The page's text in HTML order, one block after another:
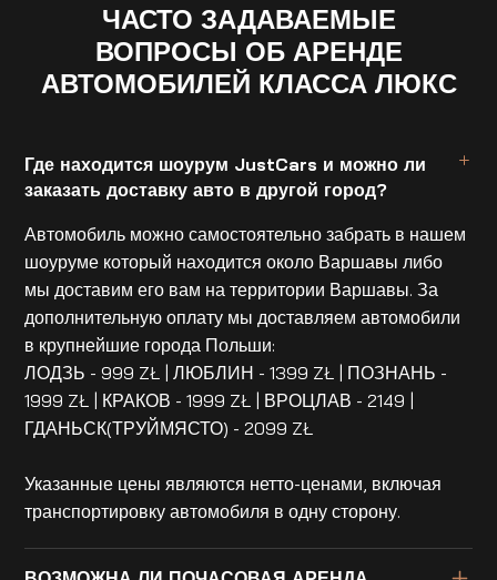
ЧАСТО ЗАДАВАЕМЫЕ
ВОПРОСЫ ОБ АРЕНДЕ
АВТОМОБИЛЕЙ КЛАССА ЛЮКС
Где находится шоурум JustCars и можно ли
заказать доставку авто в другой город?
Автомобиль можно самостоятельно забрать в нашем
шоуруме который находится около Варшавы либо
мы доставим его вам на территории Варшавы. За
дополнительную оплату мы доставляем автомобили
в крупнейшие города Польши:
ЛОДЗЬ - 999 ZŁ | ЛЮБЛИН - 1399 ZŁ | ПОЗНАНЬ -
1999 ZŁ | КРАКОВ - 1999 ZŁ | ВРОЦЛАВ - 2149 |
ГДАНЬСК(ТРУЙМЯСТО) - 2099 ZŁ
Указанные цены являются нетто-ценами, включая
транспортировку автомобиля в одну сторону.